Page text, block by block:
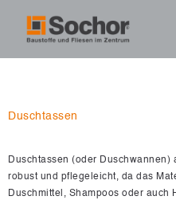
Duschtassen
Duschtassen (oder
robust und pflegeleicht, da das
Duschmittel, Shampoos oder auch